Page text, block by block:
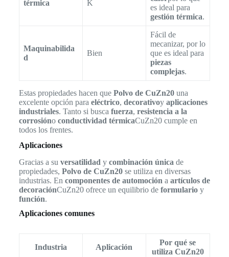
térmica K
es ideal para
gestión térmica.
Maquinabilida
d
Bien
Fácil de
mecanizar, por lo
que es ideal para
piezas
complejas.
Estas propiedades hacen que Polvo de CuZn20una
excelente opción para eléctrico, decorativoy aplicaciones
industriales. Tanto si busca fuerza, resistencia a la
corrosióno conductividad térmicaCuZn20 cumple en
todos los frentes.
Aplicaciones
Gracias a su versatilidad y combinación única de
propiedades, Polvo de CuZn20se utiliza en diversas
industrias. En componentes de automoción a artículos de
decoraciónCuZn20 ofrece un equilibrio de formularioy
función.
Aplicaciones comunes
Industria Aplicación
Por qué se
utiliza CuZn20